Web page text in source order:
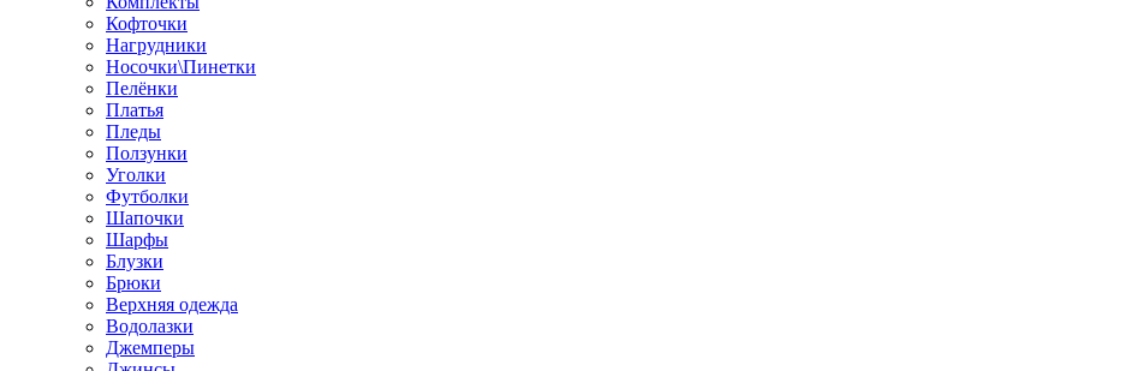
Кофточки
Нагрудники
Носочки\Пинетки
Пелёнки
Платья
Пледы
Ползунки
Уголки
Футболки
Шапочки
Шарфы
Блузки
Брюки
Верхняя одежда
Водолазки
Джемперы